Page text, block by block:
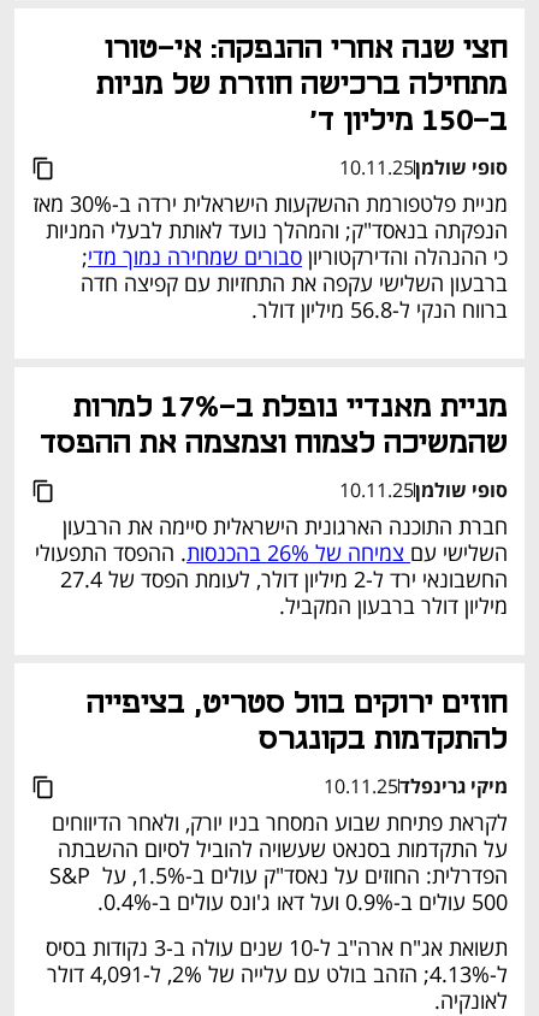
חצי שנה אחרי ההנפקה: אי-טורו
מתחילה ברכישה חוזרת של מניות
ב-150 מיליון ד'
סופי שולמן10.11.25
הנפקתה בנאסד"ק; והמהלך נועד לאותת לבעלי המניות
כי ההנהלה והדירקטוריון סבורים שמחירה נמוך מדי
ברווח הנקי ל-56.8 מיליון דולר.
מניית מאנדיי נופלת ב-17% למרות
שהמשיכה לצמוח וצמצמה את ההפסד
סופי שולמן10.11.25
חברת התוכנה הארגונית הישראלית סיימה את הרבעון
השלישי עם צמיחה של 26% בהכנסות
החשבונאי ירד ל-2 מיליון דולר, לעומת הפסד של 27.4
מיליון דולר ברבעון המקביל.
חוזים ירוקים בוול סטריט, בציפייה
להתקדמות בקונגרס
מיקי גרינפלד10.11.25
הפדרלית: החוזים על נאסד"ק עולים ב-1.5%, על S&P
500 עולים ב-0.9% ועל דאו ג'ונס עולים ב-0.4%.
תשואת אג"ח ארה"ב ל-10 שנים עולה ב-3 נקודות בסיס
ל-4.13%; הזהב בולט עם עלייה של 2%, ל-4,091 דולר
לאונקיה.